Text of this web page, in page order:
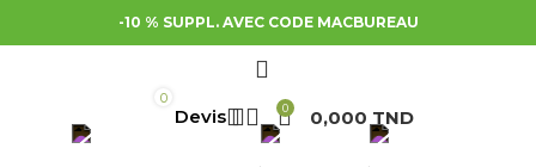
-10 % SUPPL. AVEC CODE MACBUREAU
0
0 0,000 TND